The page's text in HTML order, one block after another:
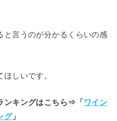
と言うのが分かるくらいの感
しいです。
ンキングはこちら⇒「ワイン
グ」